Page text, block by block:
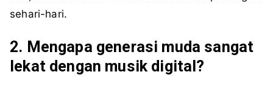
sehari-hari.
2. Mengapa generasi muda sangat
lekat dengan musik digital?